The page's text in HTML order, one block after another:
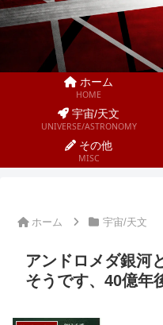
ホーム
HOME
宇宙/天文
UNIVERSE/ASTRONOMY
その他
MISC
ホーム 宇宙/天文
アンドロメダ銀河
そうです、40億年